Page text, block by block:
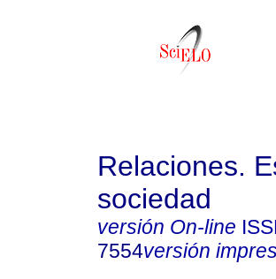
Relaciones.
sociedad
versión On-line
7554versión